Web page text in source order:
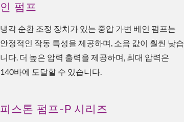
인 펌프
냉각 순환 조정 장치가 있는 중압 가변 베인 펌프는
안정적인 작동 특성을 제공하며, 소음 값이 훨씬 낮습
니다. 더 높은 압력 출력을 제공하며, 최대 압력은
140바에 도달할 수 있습니다.
피스톤 펌프-P 시리즈